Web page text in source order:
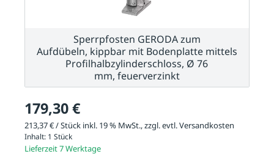
179,30 €
213,37 € / Stück inkl. 19 % MwSt., zzgl. evtl.Versandkosten
Inhalt: 1 Stück
Lieferzeit 7 Werktage
Sperrpfosten GERODA zum
Aufdübeln, kippbar mit Bodenplatte mittels
Profilhalbzylinderschloss, Ø 76
mm, feuerverzinkt